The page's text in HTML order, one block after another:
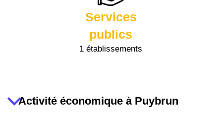
Services
publics
1 établissements
Activité économique à Puybrun